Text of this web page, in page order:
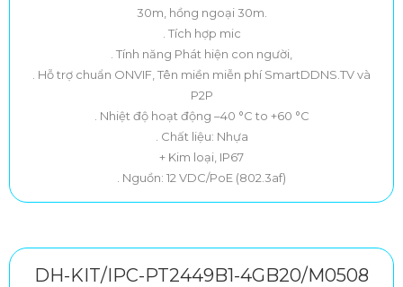
30m, hồng ngoại 30m.
. Tích hợp mic
. Tính năng Phát hiện con người,
. Hỗ trợ chuẩn ONVIF, Tên miền miễn phí SmartDDNS.TV và
P2P
. Nhiệt độ hoạt động –40 °C to +60 °C
. Chất liệu: Nhựa
+ Kim loại, IP67
. Nguồn: 12 VDC/PoE (802.3af)
DH-KIT/IPC-PT2449B1-4GB20/M0508